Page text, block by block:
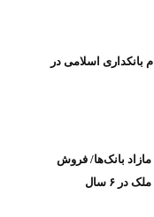
اسلامی در
مازاد بانک‌ها/ فروش